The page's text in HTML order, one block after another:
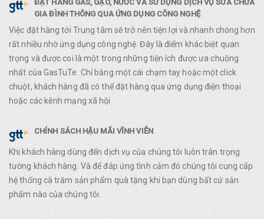
ĐẶT HÀNG GAS, GẠO, NƯỚC VÀ SỬ DỤNG DỊCH VỤ SỬA CHỮA
GIA ĐÌNH THÔNG QUA ỨNG DỤNG CÔNG NGHỆ
Việc đặt hàng tới Trung tâm sẽ trở nên tiện lợi và nhanh chóng hơn
rất nhiều nhờ ứng dụng công nghệ. Đây là điểm khác biệt quan
trọng và được coi là một trong những tiện ích được ưa chuộng
nhất của GasTuTe. Chỉ bằng một cái chạm tay hoặc một click
chuột, khách hàng đã có thể đặt hàng qua ứng dụng điện thoại
hoặc các kênh mạng xã hội
CHÍNH SÁCH HẬU MÃI VĨNH VIỄN
Khi khách hàng dùng đến dịch vụ của chúng tôi luôn trân trọng
tường khách hàng. Và để đáp ứng tình cảm đó chúng tôi cung cấp
hệ thống cà trăm sản phẩm quà tặng khi bạn dùng bất cứ sản
phẩm nào của chúng tôi.